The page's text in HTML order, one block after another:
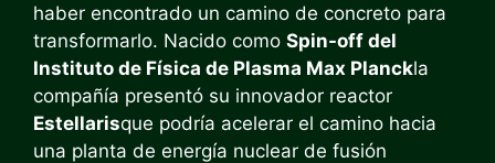
haber encontrado un camino de concreto para
transformarlo. Nacido como Spin-off del
Instituto de Física de Plasma Max Planckla
compañía presentó su innovador reactor
Estellarisque podría acelerar el camino hacia
una planta de energía nuclear de fusión